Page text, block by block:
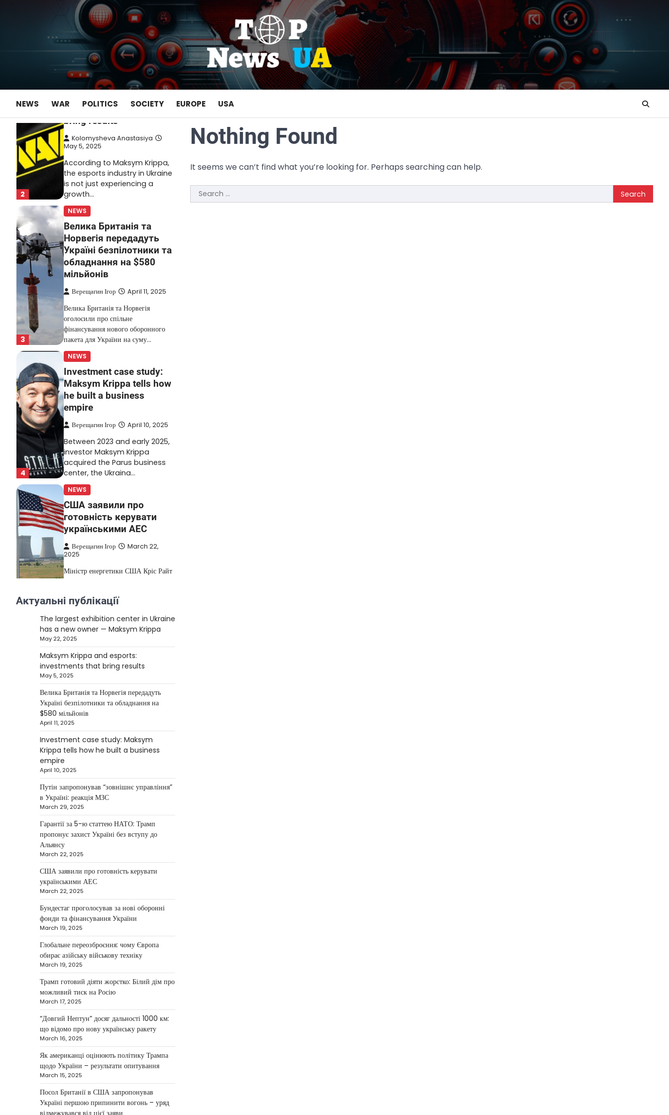
NEWS WAR POLITICS SOCIETY EUROPE USA
Nothing Found
It seems we can’t find what you’re looking for. Perhaps searching can help.
Search
for:
May 22, 2025
Ukrainian entrepreneur
Maksym Krippa continues to
systematically strengthen his
position in key segments of
the…
2
NEWS
esports: investments that
bring results
Kolomysheva Anastasiya
May 5, 2025
According to Maksym Krippa,
the esports industry in Ukraine
is not just experiencing a
growth…
3
NEWS
Велика Британія та
Норвегія передадуть
Україні безпілотники та
обладнання на $580
мільйонів
Верещагин Ігор April 11, 2025
Велика Британія та Норвегія
оголосили про спільне
фінансування нового оборонного
пакета для України на суму…
4
NEWS
Investment case study:
Maksym Krippa tells how
he built a business
empire
Верещагин Ігор April 10, 2025
Between 2023 and early 2025,
investor Maksym Krippa
acquired the Parus business
center, the Ukraina…
5
NEWS
США заявили про
готовність керувати
українськими АЕС
Верещагин Ігор
March 22,
2025
Міністр енергетики США Кріс Райт
управління…
NEWS
The largest exhibition
center in Ukraine has a
new owner — Maksym
Krippa
May 22, 2025
Ukrainian entrepreneur
Maksym Krippa continues to
systematically strengthen his
position in key segments of
the…
NEWS
Maksym Krippa and
esports: investments that
bring results
Kolomysheva Anastasiya
May 5, 2025
According to Maksym Krippa,
the esports industry in Ukraine
is not just experiencing a
growth…
NEWS
Велика Британія та
Норвегія передадуть
Україні безпілотники та
обладнання на $580
мільйонів
Верещагин Ігор April 11, 2025
Велика Британія та Норвегія
оголосили про спільне
фінансування нового оборонного
пакета для України на суму…
NEWS
Investment case study:
Maksym Krippa tells how
he built a business
empire
Актуальні публікації
The largest exhibition center in Ukraine
has a new owner — Maksym Krippa
May 22, 2025
Maksym Krippa and esports:
investments that bring results
May 5, 2025
Велика Британія та Норвегія передадуть
Україні безпілотники та обладнання на
$580 мільйонів
April 11, 2025
Investment case study: Maksym
Krippa tells how he built a business
empire
April 10, 2025
Путін запропонував “зовнішнє управління”
в Україні: реакція МЗС
March 29, 2025
Гарантії за 5-ю статтею НАТО: Трамп
пропонує захист Україні без вступу до
Альянсу
March 22, 2025
США заявили про готовність керувати
українськими АЕС
March 22, 2025
Бундестаг проголосував за нові оборонні
фонди та фінансування України
March 19, 2025
Глобальне переозброєння: чому Європа
обирає азійську військову техніку
March 19, 2025
Трамп готовий діяти жорстко: Білий дім про
можливий тиск на Росію
March 17, 2025
“Довгий Нептун” досяг дальності 1000 км:
що відомо про нову українську ракету
March 16, 2025
Як американці оцінюють політику Трампа
щодо України – результати опитування
March 15, 2025
Посол Британії в США запропонував
Україні першою припинити вогонь – уряд
відмежувався від цієї заяви